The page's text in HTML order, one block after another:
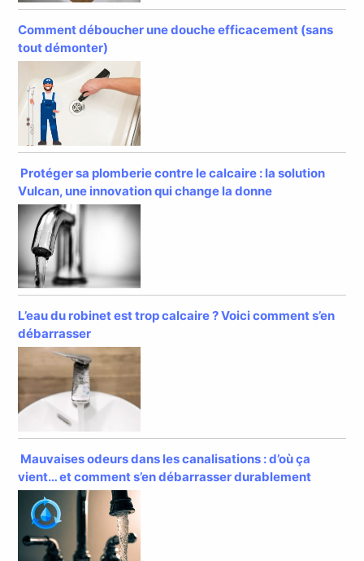
Comment déboucher une douche efficacement (sans
tout démonter)
Protéger sa plomberie contre le calcaire : la solution
Vulcan, une innovation qui change la donne
L’eau du robinet est trop calcaire ? Voici comment s’en
débarrasser
Mauvaises odeurs dans les canalisations : d’où ça
vient… et comment s’en débarrasser durablement